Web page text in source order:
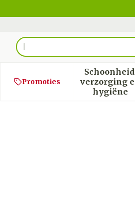
Product, merk, categorie...
Promoties
verzorging
hygiëne
Toon
Kilokiller